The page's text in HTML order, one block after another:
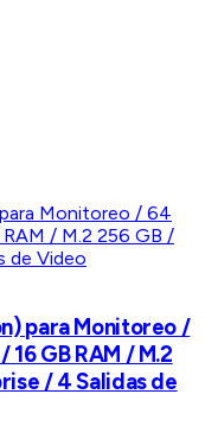
para Monitoreo /
GB RAM / M.2
/ 4 Salidas de